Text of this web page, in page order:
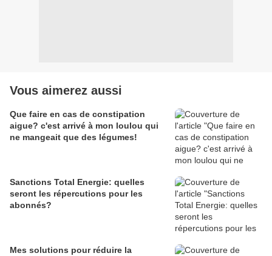
Vous aimerez aussi
Que faire en cas de constipation
aigue? c'est arrivé à mon loulou qui
ne mangeait que des légumes!
Sanctions Total Energie: quelles
seront les répercutions pour les
abonnés?
Mes solutions pour réduire la